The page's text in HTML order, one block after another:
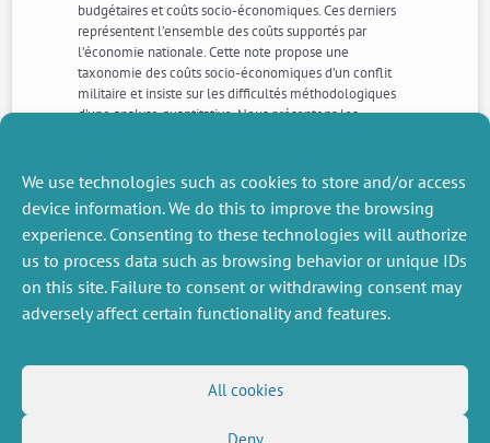
We use technologies such as cookies to store and/or access
device information. We do this to improve the browsing
experience. Consenting to these technologies will authorize
us to process data such as browsing behavior or unique IDs
on this site. Failure to consent or withdrawing consent may
adversely affect certain functionality and features.
All cookies
Deny
budgétaires et coûts socio-économiques. Ces derniers
représentent l’ensemble des coûts supportés par
l’économie nationale. Cette note propose une
taxonomie des coûts socio-économiques d’un conflit
militaire et insiste sur les difficultés méthodologiques
d’une analyse quantitative. Nous présentons les
coûts socio-économiques des conflits.
NEXT
NEWS
PREVIOUS
NEWS
MISCELLANEOUS
FOLLOW US